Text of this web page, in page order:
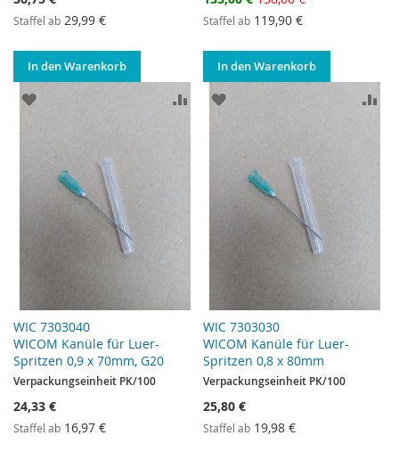
Staffel ab 29,99 €
In den Warenkorb
Staffel ab 119,90 €
In den Warenkorb
WIC 7303040
WICOM Kanüle für Luer-
Spritzen 0,9 x 70mm, G20
ZUR WUNSCHLISTE HINZUFÜGENZUR VERGLEICHSLISTE
Verpackungseinheit PK/100
24,33 €
Staffel ab 16,97 €
WIC 7303030
WICOM Kanüle für Luer-
Spritzen 0,8 x 80mm
ZUR WUNSCHLISTE
Verpackungseinheit PK/100
25,80 €
Staffel ab 19,98 €